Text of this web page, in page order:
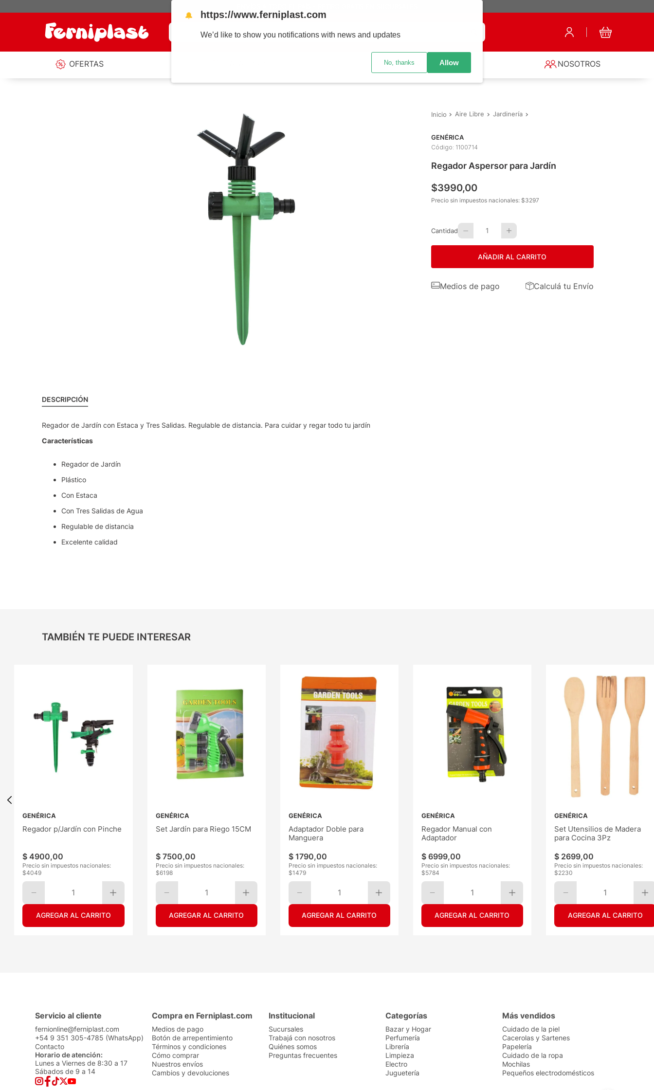
¿Qué estás buscando?
OFERTAS SUCURSALES NOSOTROS
DESCRIPCIÓN
Regador de Jardín con Estaca y Tres Salidas. Regulable de distancia. Para cuidar y regar todo tu jardín
Características
Regador de Jardín
Plástico
Con Estaca
Con Tres Salidas de Agua
Regulable de distancia
Excelente calidad
Aire Libre Jardinería
GENÉRICA
Código: 1100714
Regador Aspersor para Jardín
$3990,00
Precio sin impuestos nacionales: $3297
Cantidad 1
AÑADIR AL CARRITO
Medios de pago Calculá tu Envío
TAMBIÉN TE PUEDE INTERESAR
GENÉRICA
Regador p/Jardín con Pinche
$ 4900,00
Precio sin impuestos nacionales:
$4049
1
AGREGAR AL CARRITO
GENÉRICA
Set Jardín para Riego 15CM
$ 7500,00
Precio sin impuestos nacionales:
$6198
1
AGREGAR AL CARRITO
GENÉRICA
Adaptador Doble para
Manguera
$ 1790,00
Precio sin impuestos nacionales:
$1479
1
AGREGAR AL CARRITO
GENÉRICA
Regador Manual con
Adaptador
$ 6999,00
Precio sin impuestos nacionales:
$5784
1
AGREGAR AL CARRITO
GENÉRICA
Set Utensilios de Madera
para Cocina 3Pz
$ 2699,00
Precio sin impuestos nacionales:
$2230
1
AGREGAR AL CARRITO
Servicio al cliente
fernionline@ferniplast.com
+54 9 351 305-4785 (WhatsApp)
Contacto
Horario de atención:
Lunes a Viernes de 8:30 a 17
Sábados de 9 a 14
Compra en Ferniplast.com
Medios de pago
Botón de arrepentimiento
Términos y condiciones
Cómo comprar
Nuestros envíos
Cambios y devoluciones
Institucional
Sucursales
Trabajá con nosotros
Quiénes somos
Preguntas frecuentes
Categorías
Bazar y Hogar
Perfumería
Librería
Limpieza
Electro
Juguetería
Más vendidos
Cuidado de la piel
Cacerolas y Sartenes
Papelería
Cuidado de la ropa
Mochilas
Pequeños electrodomésticos
🔔 https://www.ferniplast.com
We’d like to show you notifications with news and updates
No, thanks Allow